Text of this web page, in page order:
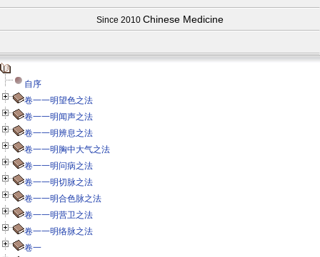
Since 2010 Chinese Medicine
自序
卷一一明望色之法
卷一一明闻声之法
卷一一明辨息之法
卷一一明胸中大气之法
卷一一明问病之法
卷一一明切脉之法
卷一一明合色脉之法
卷一一明营卫之法
卷一一明络脉之法
卷一